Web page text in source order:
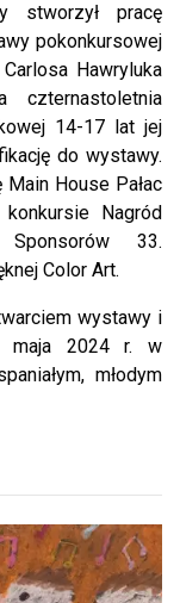
stworzył pracę
pokonkursowej
Hawryluka
14-17 lat jej
do wystawy.
Main House Pałac
Nagród
Sponsorów 33.
Color Art.
wystawy i
maja 2024 r. w
młodym